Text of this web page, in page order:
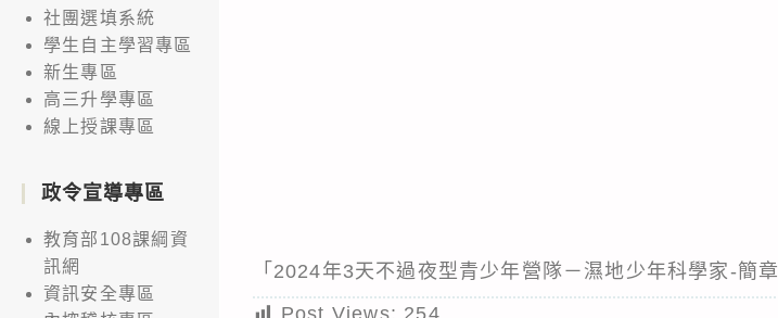
「2024年3天不過夜型青少年營隊－濕地少年科學家-簡章
Post Views: 254
社團選填系統
學生自主學習專區
新生專區
高三升學專區
線上授課專區
政令宣導專區
教育部108課綱資
訊網
資訊安全專區